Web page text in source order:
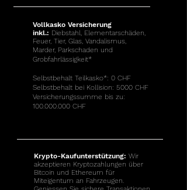
Vollkasko Versicherung
inkl.: Diebstahl, Elementarschäden,
Feuer, Tier, Glas, Vandalismus,
Marder, Parkschaden und
Grobfahrlässigkeit*
Selbstbehalt Teilkasko*: 0 CHF
Selbstbehalt bei Kollision: 5000 CHF
Versicherungssumme bis zu:
100.000.000 CHF
Krypto-Kaufunterstützung: Wir
akzeptieren Kryptozahlungen über
Bitcoin und Ethereum für
Miteigentum an Fahrzeugen.